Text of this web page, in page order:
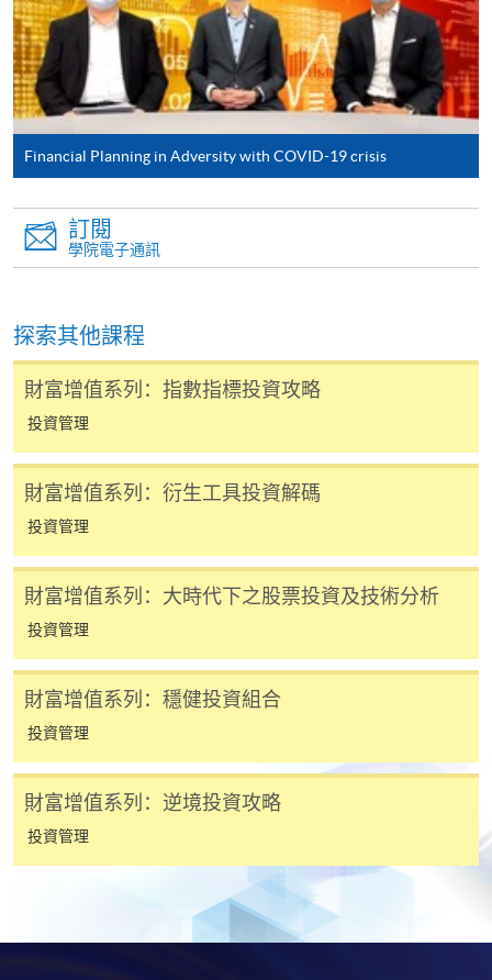
12 Sep 26
(Sat)
13:30-16:30
2
19 Sep 26
(Sat)
9:30-12:30 & 13:30-
16:30
3
3 Oct 26 (Sat) 13:30-16:30
4
17 Oct 26
6
24 Oct 26
(Sat)
16:30
7
31 Oct 26
*(Class schedule will be given out upon one week prior
to course commencement through by Email 時間表會在
親身報名/郵遞
報讀新課程
凡以「先到先得」為取錄方式的課程，請填妥
SF26報名表，親往
[下載報名表SF26
申請學歷頒授及專業課程可能需要其他資料，報名
表可向報名中心或有關課程負責人索取。填妥申請
往報名中心或以郵遞方式遞交。
報讀同一學歷頒授課程內其他單元
用於一般學歷頒授課程。
課程負責人會為學員送上「註冊及學費通知」
(「通知」)，請填妥有關「通知」，並親往報名中
有關繳費詳情，請參閱付款方法
何疑問，請詳閱個別課程資料，或聯絡有關課程負責
人或報名中心。
課程/科目報名注意事項:
Financial Planning in Adversity with COVID-19 crisis
訂閱
學院電子通訊
探索其他課程
財富增值系列：指數指標投資攻略
投資管理
財富增值系列：衍生工具投資解碼
投資管理
財富增值系列：大時代下之股票投資及技術分析
投資管理
財富增值系列：穩健投資組合
投資管理
財富增值系列：逆境投資攻略
投資管理